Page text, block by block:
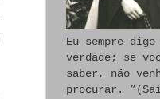
Eu sempre
verdade; se
saber, não
procurar.